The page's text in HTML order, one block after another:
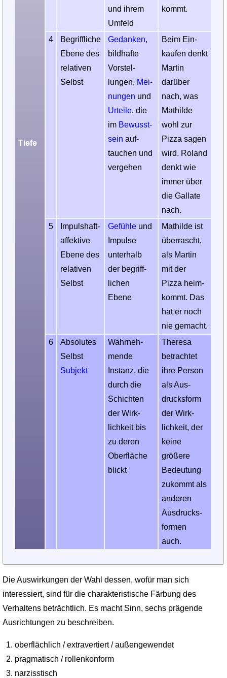
Tiefe
und ihrem
Umfeld
kommt.
4
Begriffliche
Ebene des
relativen
Selbst
Gedan­ken,
bildhafte
Vorstel­
lungen, Mei­
nungen und
Urteile, die
im Bewusst­
sein auf­
tauchen und
ver­gehen
Beim Ein­
kaufen denkt
Martin
darüber
nach, was
Mathilde
wohl zur
Pizza sagen
wird. Roland
denkt wie
immer über
die Gallate
nach.
5
Impulshaft-
affektive
Ebene des
relativen
Selbst
Gefühleund
Impulse
unterhalb
der begriff­
lichen
Ebene
Mathilde ist
über­rascht,
als Martin
mit der
Pizza heim­
kommt. Das
hat er noch
nie gemacht.
6
Absolutes
Selbst
Subjekt
Wahr­neh­
mende
Instanz, die
durch die
Schichten
der Wirk­
lichkeit bis
zu deren
Ober­fläche
blickt
Theresa
betrachtet
ihre Person
als Aus­
drucks­form
der Wirk­
lichkeit, der
keine
größere
Bedeu­tung
zukommt als
anderen
Aus­drucks­
formen
auch.
Die Auswirkungen der Wahl dessen, wofür man sich
interessiert, sind für die charak­teristische Färbung des
Verhaltens beträchtlich. Es macht Sinn, sechs prägende
Ausrichtungen zu beschreiben.
oberflächlich / extravertiert / außengewendet
pragmatisch / rollenkonform
narzisstisch